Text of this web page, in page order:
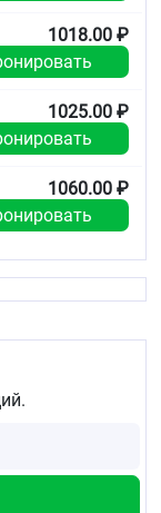
1018.00 ₽
1025.00 ₽
1060.00 ₽